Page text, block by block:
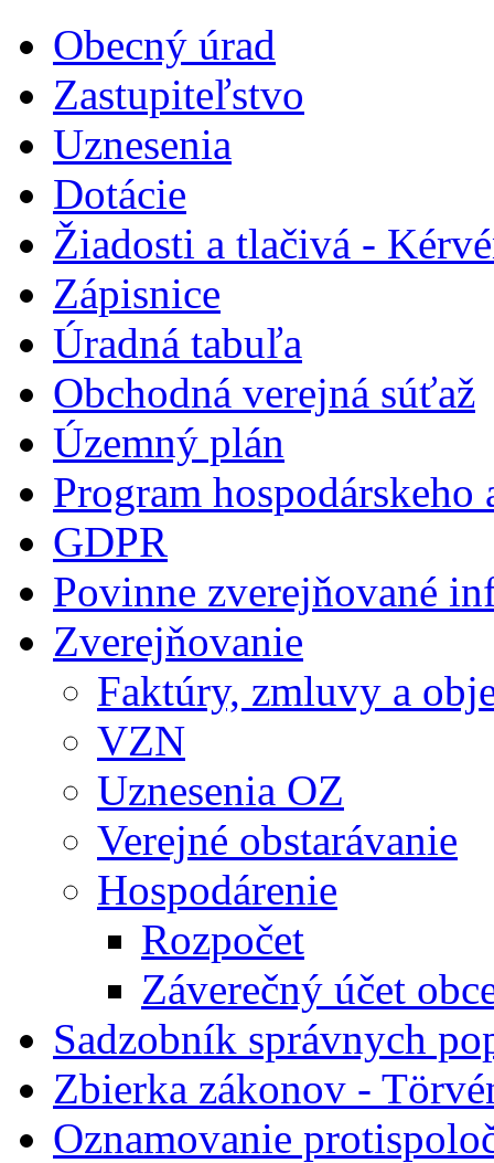
Obecný úrad
Zastupiteľstvo
Uznesenia
Dotácie
Žiadosti a tlačivá -
Zápisnice
Úradná tabuľa
Obchodná verejná súťaž
Územný plán
Program
GDPR
Povinne zverejňované
Zverejňovanie
Faktúry, zmluvy a
VZN
Uznesenia OZ
Verejné obstarávanie
Hospodárenie
Rozpočet
Záverečný účet
Sadzobník správnych
Zbierka zákonov -
Oznamovanie